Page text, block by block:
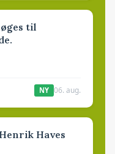
til
NY 06. aug.
Haves